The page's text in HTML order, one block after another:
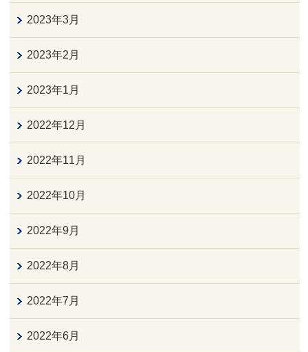
2023年3月
2023年2月
2023年1月
2022年12月
2022年11月
2022年10月
2022年9月
2022年8月
2022年7月
2022年6月